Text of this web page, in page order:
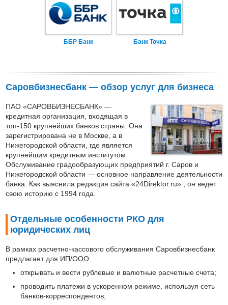
ББР Банк Банк Точка
Саровбизнесбанк — обзор услуг для бизнеса
ПАО «САРОВБИЗНЕСБАНК» —
кредитная организация, входящая в
топ-150 крупнейших банков страны. Она
зарегистрирована не в Москве, а в
Нижегородской области, где является
крупнейшим кредитным институтом.
Обслуживание градообразующих предприятий г. Саров и
Нижегородской области — основное направление деятельности
банка. Как выяснила редакция сайта «24Direktor.ru» , он ведет
свою историю с 1994 года.
Отдельные особенности РКО для
юридических лиц
В рамках расчетно-кассового обслуживания Саровбизнесбанк
предлагает для ИП/ООО:
открывать и вести рублевые и валютные расчетные счета;
проводить платежи в ускоренном режиме, используя сеть
банков-корреспондентов;